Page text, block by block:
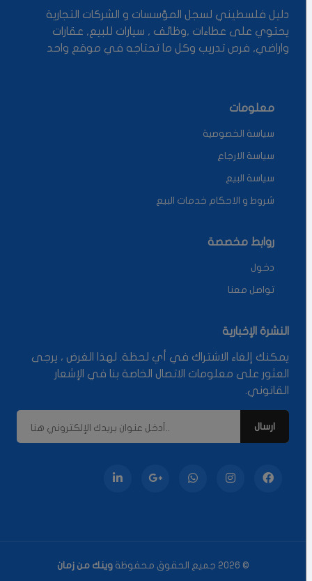
دليل فلسطيني لسجل المؤسسات و الشركات التجارية
يحتوي على عطاءات ,وظائف , سيارات للبيع, عقارات
واراضي, فرص تدريب وكل ما تحتاجه في موقع واحد
معلومات
سياسة الخصوصية
سياسة الارجاع
سياسة البيع
شروط و الاحكام خدمات البيع
روابط مخصصة
دخول
تواصل معنا
النشرة الإخبارية
يمكنك إلغاء الاشتراك في أي لحظة. لهذا الغرض ، يرجى
العثور على معلومات الاتصال الخاصة بنا في الإشعار
القانوني.
© 2026 جميع الحقوق محفوظة وينك من زمان